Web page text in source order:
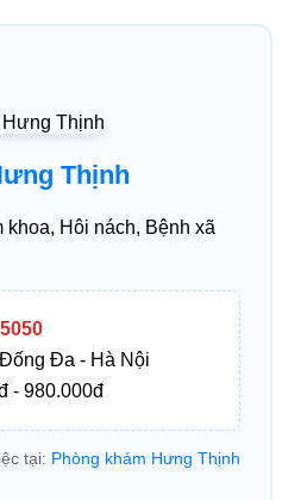
Thịnh
khoa, Hôi nách, Bệnh xã
Đa - Hà Nội
- 980.000đ
tại: Phòng khám Hưng Thịnh